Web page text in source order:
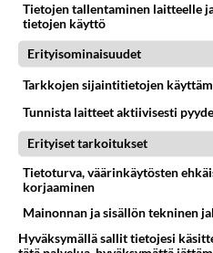
NETTIDEITTAILU
Hiipuva kiinnostus
Olen törmännyt nyt
ja muualla, että ensin
kehuvat ja ...
23.07.2026 20:21
Tietojen tallentaminen laitteelle
tietojen käyttö
Erityisominaisuudet
Tarkkojen sijaintitietojen
Tunnista laitteet aktiivisesti
Erityiset tarkoitukset
Tietoturva, väärinkäytösten
korjaaminen
Mainonnan ja sisällön tekninen
Hyväksymällä sallit tietojesi